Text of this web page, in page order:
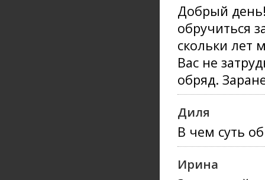
Добрый
обручиться
скольки лет
Вас не
обряд.
Диля
В чем суть
Ирина